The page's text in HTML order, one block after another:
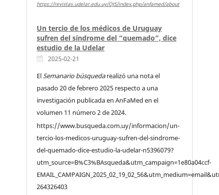
https://revistas.udelar.edu.uy/OJS/index.php/anfamed/about
Un tercio de los médicos de Uruguay
sufren del síndrome del “quemado”, dice
estudio de la Udelar
2025-02-21
ElSemanario búsquedarealizó una nota el
pasado 20 de febrero 2025 respecto a una
investigación publicada en AnFaMed en el
volumen 11 número 2 de 2024.
https://www.busqueda.com.uy/informacion/un-
tercio-los-medicos-uruguay-sufren-del-sindrome-
del-quemado-dice-estudio-la-udelar-n5396079?
utm_source=B%C3%BAsqueda&utm_campaign=1e80a04ccf-
264326403